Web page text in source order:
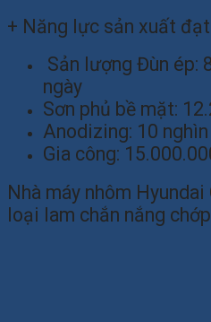
+ Năng lực sản xuất
Sản lượng Đùn ép:
ngày
Sơn phủ bề mặt:
Anodizing: 10
Gia công:
Nhà máy nhôm
loại lam chắn nắng